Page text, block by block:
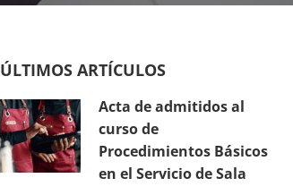
ÚLTIMOS ARTÍCULOS
Acta de admitidos al
curso de
Procedimientos Básicos
en el Servicio de Sala